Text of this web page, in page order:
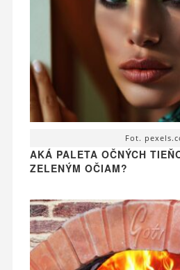
Fot.
AKÁ PALETA OČNÝCH
ZELENÝM OČIAM?